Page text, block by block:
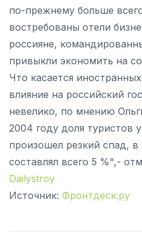
по-прежнему больше
востребованы отели
россияне,
привыкли экономить на
Что касается
влияние на российский
невелико, по мнению
2004 году доля туристов
произошел резкий спад, в
составлял всего 5 %",-
Dailystroy
Источник: Фронтдеск.ру